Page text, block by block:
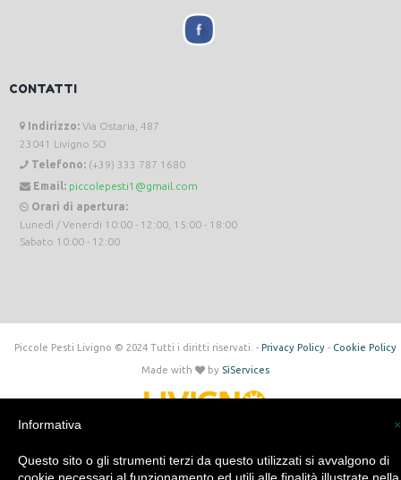
CONTATTI
Indirizzo: Via Ostaria, 487
23041 Livigno SO
Telefono: (+39) 333 787 1680
Email: piccolepesti1@gmail.com
Orari di apertura:
Lunedì / Venerdi 10:00 - 12:00, 15:00 - 18:00
Sabato 10:00 - 12:00
Piccole Pesti Livigno © 2024 Tutti i diritti riservati. - Privacy Policy- Cookie Policy
Made with by SìServices
×
Informativa
Questo sito o gli strumenti terzi da questo utilizzati si avvalgono di